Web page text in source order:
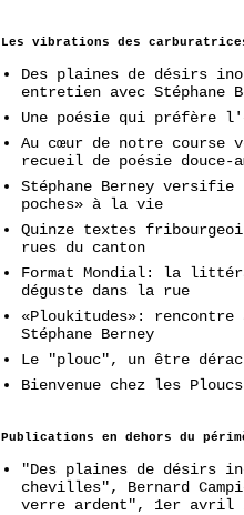
Les vibrations des
Des plaines de désirs
entretien avec Stéphane
Une poésie qui préfère
Au cœur de notre course
recueil de poésie douce-
Stéphane Berney
poches» à la vie
Quinze textes
rues du canton
Format Mondial: la
déguste dans la rue
«Ploukitudes»: rencontre
Stéphane Berney
Le "plouc", un être
Bienvenue chez les
Publications en dehors du
"Des plaines de désirs
chevilles", Bernard
verre ardent", 1er avril